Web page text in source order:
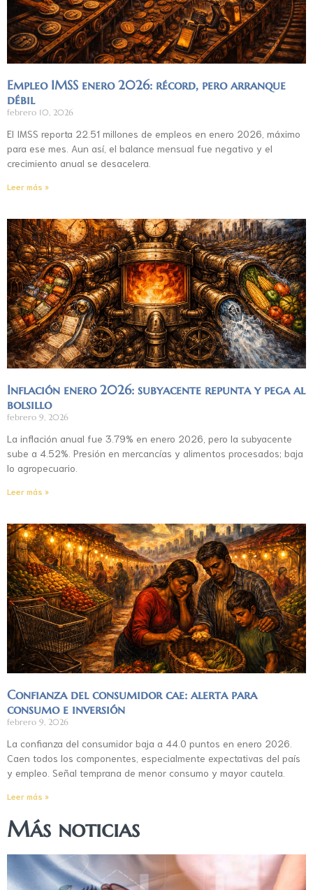
Empleo IMSS enero 2026: récord, pero arranque
débil
febrero 10, 2026
El IMSS reporta 22.51 millones de empleos en enero 2026, máximo
para ese mes. Aun así, el balance mensual fue negativo y el
crecimiento anual se desacelera.
Leer más »
Inflación enero 2026: subyacente repunta y pega al
bolsillo
febrero 9, 2026
La inflación anual fue 3.79% en enero 2026, pero la subyacente
sube a 4.52%. Presión en mercancías y alimentos procesados; baja
lo agropecuario.
Leer más »
Confianza del consumidor cae: alerta para
consumo e inversión
febrero 9, 2026
La confianza del consumidor baja a 44.0 puntos en enero 2026.
Caen todos los componentes, especialmente expectativas del país
y empleo. Señal temprana de menor consumo y mayor cautela.
Leer más »
Más noticias